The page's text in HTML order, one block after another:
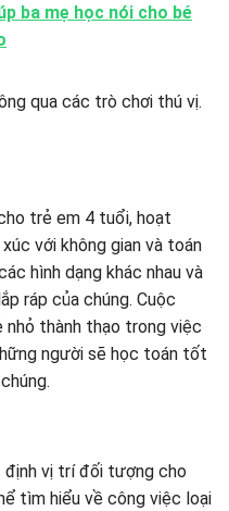
ba mẹ học nói cho bé
trẻ em 4 tuổi, hoạt
với không gian và toán
hình dạng khác nhau và
ráp của chúng. Cuộc
nhỏ thành thạo trong việc
người sẽ học toán tốt
vị trí đối tượng cho
tìm hiểu về công việc loại